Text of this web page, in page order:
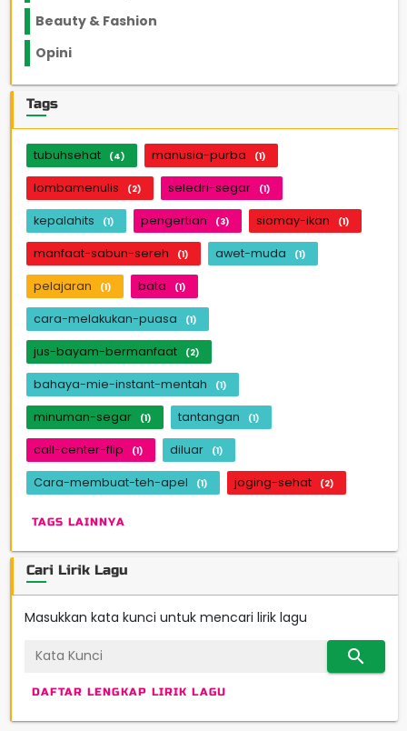
Beauty & Fashion
Opini
Tags
tubuhsehat (4) manusia-purba (1)
lombamenulis (2) seledri-segar (1)
kepalahits (1) pengertian (3) siomay-ikan (1)
manfaat-sabun-sereh (1) awet-muda (1)
pelajaran (1) bata (1)
cara-melakukan-puasa (1)
jus-bayam-bermanfaat (2)
bahaya-mie-instant-mentah (1)
minuman-segar (1) tantangan (1)
call-center-flip (1) diluar (1)
Cara-membuat-teh-apel (1) joging-sehat (2)
TAGS LAINNYA
Cari Lirik Lagu
Masukkan kata kunci untuk mencari lirik lagu
search
DAFTAR LENGKAP LIRIK LAGU